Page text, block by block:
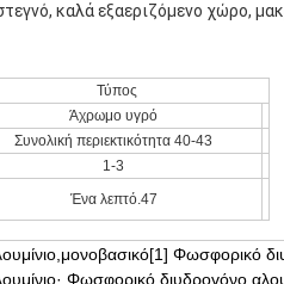
καλά εξαεριζόμενο χώρο,
Τύπος
Άχρωμο υγρό
Συνολική περιεκτικότητα 40-43
1-3
Ένα λεπτό.47
Φωσφορικό
Φωσφορικό διυδρογόνο